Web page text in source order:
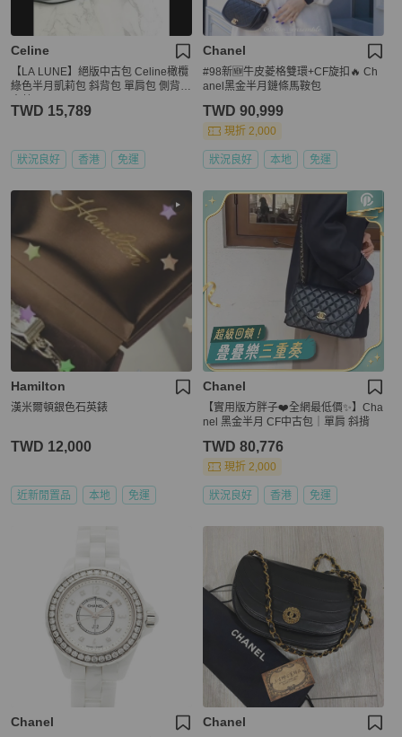
Celine
【LA LUNE】絕版中古包 Celine橄欖
綠色半月凱莉包 斜背包 單肩包 側背包
TWD 15,789
狀況良好 香港 免運
Chanel
#98新🆕牛皮菱格雙環+CF旋扣🔥 Ch
anel黑金半月鏈條馬鞍包
TWD 90,999
現折 2,000
狀況良好 本地 免運
Hamilton
漢米爾頓銀色石英錶
TWD 12,000
近新閒置品 本地 免運
Chanel
【實用版方胖子❤️全網最低價✨】Cha
nel 黑金半月 CF中古包｜單肩 斜揹
TWD 80,776
現折 2,000
狀況良好 香港 免運
Chanel Chanel